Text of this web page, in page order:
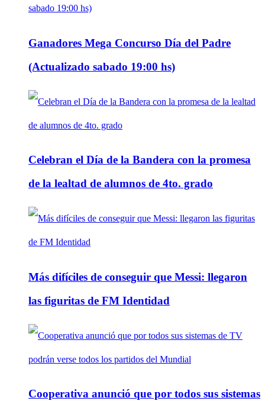
Ganadores Mega Concurso Día del Padre
(Actualizado sabado 19:00 hs)
Celebran el Día de la Bandera con la promesa
de la lealtad de alumnos de 4to. grado
Más difíciles de conseguir que Messi: llegaron
las figuritas de FM Identidad
Cooperativa anunció que por todos sus sistemas